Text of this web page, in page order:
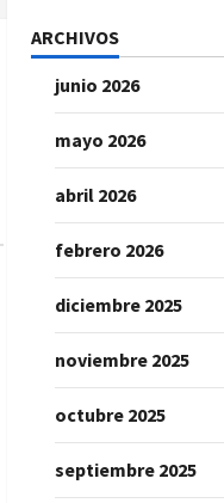
ARCHIVOS
junio 2026
mayo 2026
abril 2026
febrero 2026
diciembre 2025
noviembre 2025
octubre 2025
septiembre 2025